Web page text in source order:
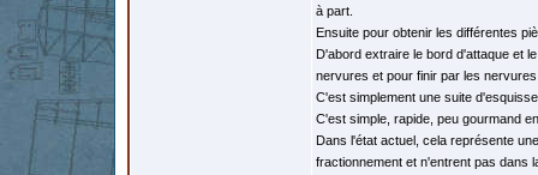
à part.
Ensuite pour obtenir les différentes
D'abord extraire le bord d'attaque et
nervures et pour finir par les
C'est simplement une suite
C'est simple, rapide, peu gourmand
Dans l'état actuel, cela représente
fractionnement et n'entrent pas dans